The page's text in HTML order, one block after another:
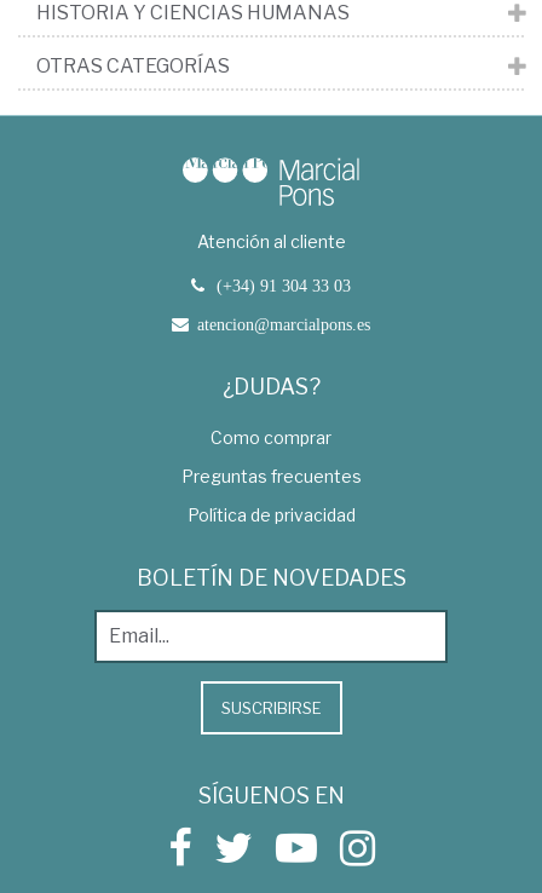
HISTORIA Y CIENCIAS HUMANAS
OTRAS CATEGORÍAS
Atención al cliente
(+34) 91 304 33 03
atencion@marcialpons.es
¿DUDAS?
Como comprar
Preguntas frecuentes
Política de privacidad
BOLETÍN DE NOVEDADES
SUSCRIBIRSE
SÍGUENOS EN